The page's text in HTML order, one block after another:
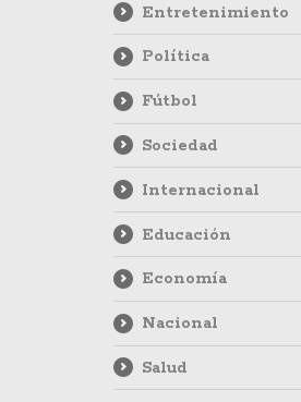
Entretenimiento
Política
Fútbol
Sociedad
Internacional
Educación
Economía
Nacional
Salud